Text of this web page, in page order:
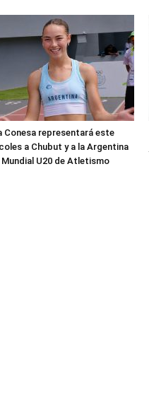
Conesa representará este
a Chubut y a la Argentina
Mundial U20 de Atletismo